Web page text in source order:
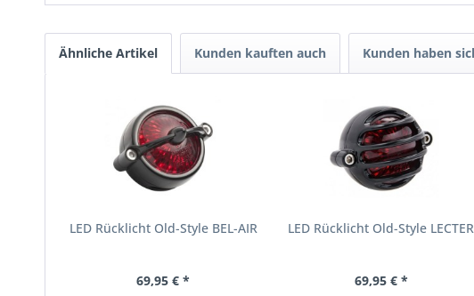
Ähnliche Artikel Kunden kauften auch Kunden haben
LED Rücklicht Old-Style BEL-AIR
69,95 € *
LED Rücklicht Old-Style LECTER
69,95 € *